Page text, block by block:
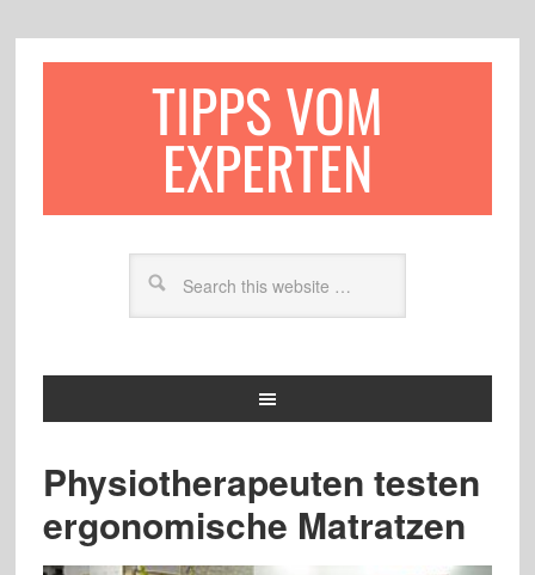
TIPPS VOM
EXPERTEN
Physiotherapeuten testen
ergonomische Matratzen